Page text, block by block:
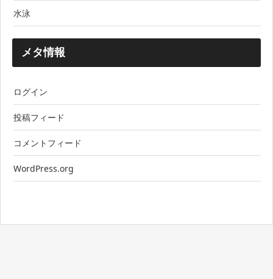
水泳
メタ情報
ログイン
投稿フィード
コメントフィード
WordPress.org